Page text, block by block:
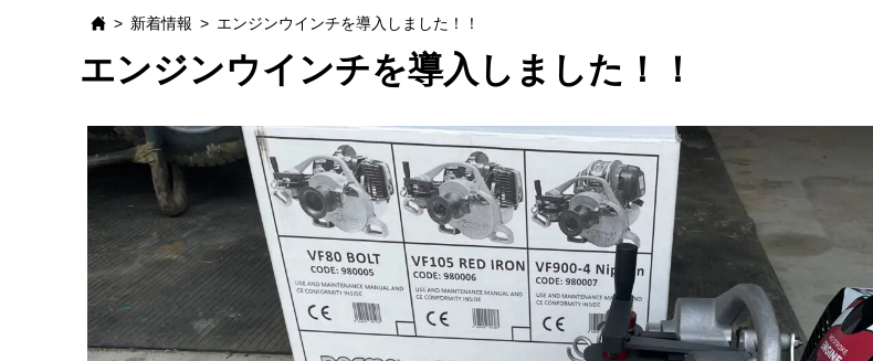
新着情報 エンジンウインチを導入しました！！
エンジンウインチを導入しました！！